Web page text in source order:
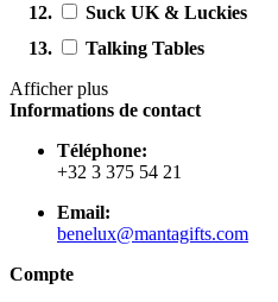
Suck UK & Luckies
Talking Tables
Afficher plus
Informations de contact
Téléphone:
+32 3 375 54 21
Email:
benelux@mantagifts.com
Compte